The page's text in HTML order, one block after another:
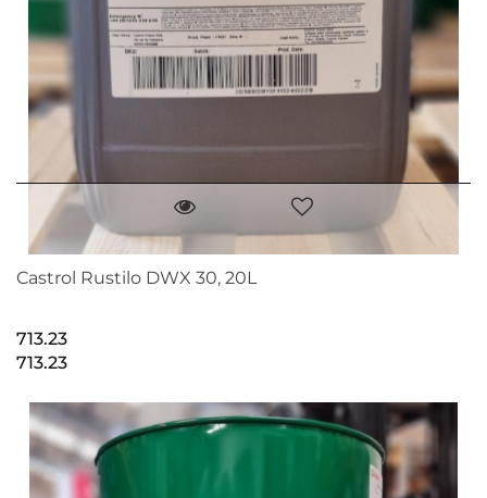
Castrol Rustilo DWX 30, 20L
713.23
713.23